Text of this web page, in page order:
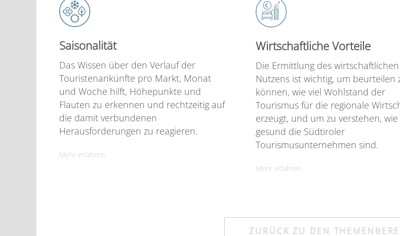
Saisonalität
Das Wissen über den Verlauf der
Touristenankünfte pro Markt, Monat
und Woche hilft, Höhepunkte und
Flauten zu erkennen und rechtzeitig auf
die damit verbundenen
Herausforderungen zu reagieren.
Mehr erfahren
Wirtschaftliche Vorteile
Die Ermittlung des wirtschaftlichen
Nutzens ist wichtig, um beurteilen
können, wie viel Wohlstand der
Tourismus für die regionale
erzeugt, und um zu verstehen, wie
gesund die Südtiroler
Tourismusunternehmen sind.
Mehr erfahren
ZURÜCK ZU DEN